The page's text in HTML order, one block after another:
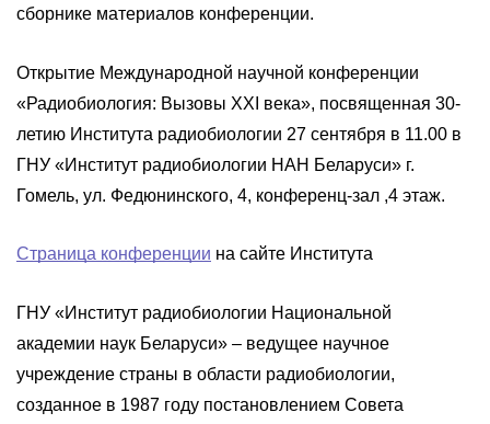
сборнике материалов конференции.
Открытие Международной научной конференции
«Радиобиология: Вызовы XXI века», посвященная 30-
летию Института радиобиологии 27 сентября в 11.00 в
ГНУ «Институт радиобиологии НАН Беларуси» г.
Гомель, ул. Федюнинского, 4, конференц-зал ,4 этаж.
Страница конференции на сайте Института
ГНУ «Институт радиобиологии Национальной
академии наук Беларуси» – ведущее научное
учреждение страны в области радиобиологии,
созданное в 1987 году постановлением Совета